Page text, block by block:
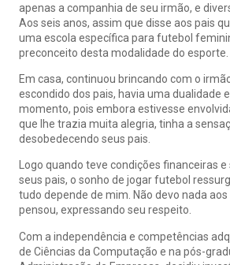
apenas a companhia de seu irmão, e
Aos seis anos, assim que disse aos pais
uma escola específica para futebol
preconceito desta modalidade do esporte.
Em casa, continuou brincando com o
escondido dos pais, havia uma dualidade
momento, pois embora estivesse
que lhe trazia muita alegria, tinha a
desobedecendo seus pais.
Logo quando teve condições financeiras e
seus pais, o sonho de jogar futebol
tudo depende de mim. Não devo nada
pensou, expressando seu respeito.
Com a independência e competências
de Ciências da Computação e na pós-